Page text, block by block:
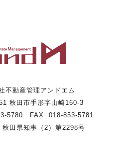
不動産管理アンドエム
秋田市手形字山崎160-3
5780 FAX. 018-853-5781
秋田県知事（2）第2298号